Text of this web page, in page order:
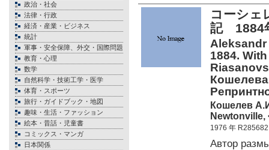
政治・社会
法律・行政
経済・産業・ビジネス
統計
軍事・安全保障、外交・国際問題
教育・心理
数学
自然科学・技術工学・医学
体育・スポーツ
旅行・ガイドブック・地図
趣味・生活・ファッション
絵本・昔話・児童書
コミックス・マンガ
日本関係
コーシェ
記 1884
Aleksandr
1884.
Кошелев
Newtonville,
1976 年 R285682
Автор